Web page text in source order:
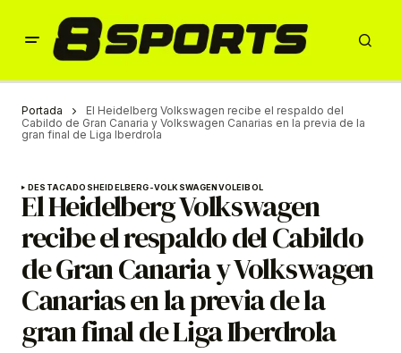
Portada
El Heidelberg Volkswagen recibe el respaldo del
Cabildo de Gran Canaria y Volkswagen Canarias en la previa de la
gran final de Liga Iberdrola
DESTACADOSHEIDELBERG-VOLKSWAGENVOLEIBOL
El Heidelberg Volkswagen
recibe el respaldo del Cabildo
de Gran Canaria y Volkswagen
Canarias en la previa de la
gran final de Liga Iberdrola